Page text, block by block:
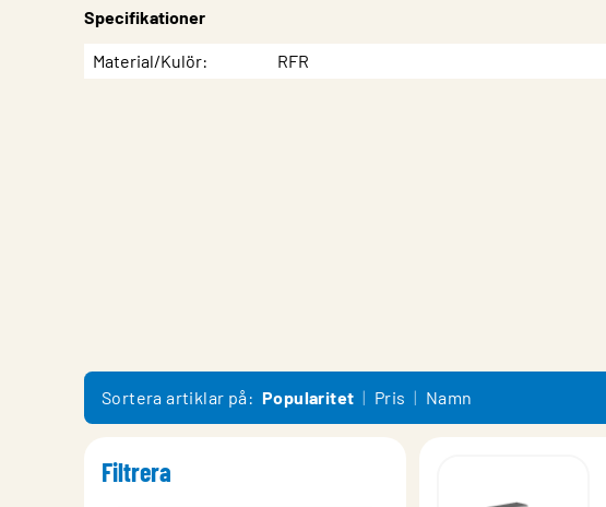
Specifikationer
EgenskapVärde
Material/Kulör RFR
Sortera artiklar på: Popularitet Pris Namn
Filtrera